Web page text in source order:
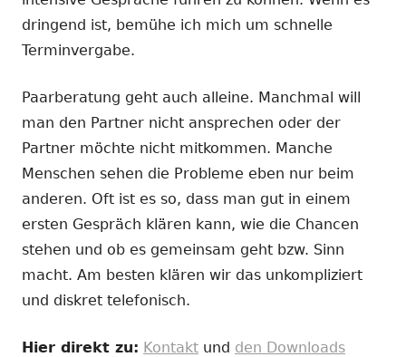
dringend ist, bemühe ich mich um schnelle
Terminvergabe.
Paarberatung geht auch alleine. Manchmal will
man den Partner nicht ansprechen oder der
Partner möchte nicht mitkommen. Manche
Menschen sehen die Probleme eben nur beim
anderen. Oft ist es so, dass man gut in einem
ersten Gespräch klären kann, wie die Chancen
stehen und ob es gemeinsam geht bzw. Sinn
macht. Am besten klären wir das unkompliziert
und diskret telefonisch.
Hier direkt zu: Kontakt und den Downloads